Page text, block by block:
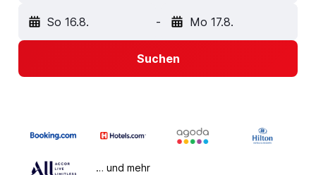
So 16.8. - Mo 17.8.
Suchen
… und mehr